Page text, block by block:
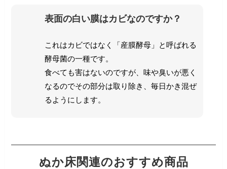
表面の白い膜はカビなのですか？
これはカビではなく「産膜酵母」と呼ばれる
酵母菌の一種です。
食べても害はないのですが、味や臭いが悪く
なるのでその部分は取り除き、毎日かき混ぜ
るようにします。
ぬか床関連のおすすめ商品